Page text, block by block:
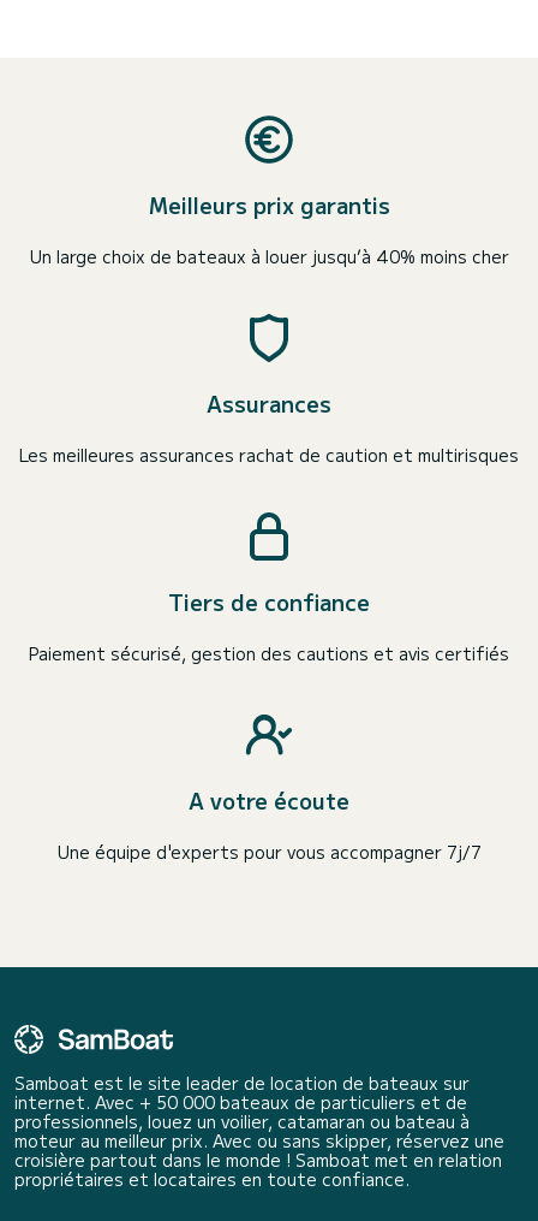
Meilleurs prix garantis
Un large choix de bateaux à louer jusqu’à 40% moins cher
Assurances
Les meilleures assurances rachat de caution et multirisques
Tiers de confiance
Paiement sécurisé, gestion des cautions et avis certifiés
A votre écoute
Une équipe d'experts pour vous accompagner 7j/7
Samboat est le site leader de location de bateaux sur
internet. Avec + 50 000 bateaux de particuliers et de
professionnels, louez un voilier, catamaran ou bateau à
moteur au meilleur prix. Avec ou sans skipper, réservez une
croisière partout dans le monde ! Samboat met en relation
propriétaires et locataires en toute confiance.